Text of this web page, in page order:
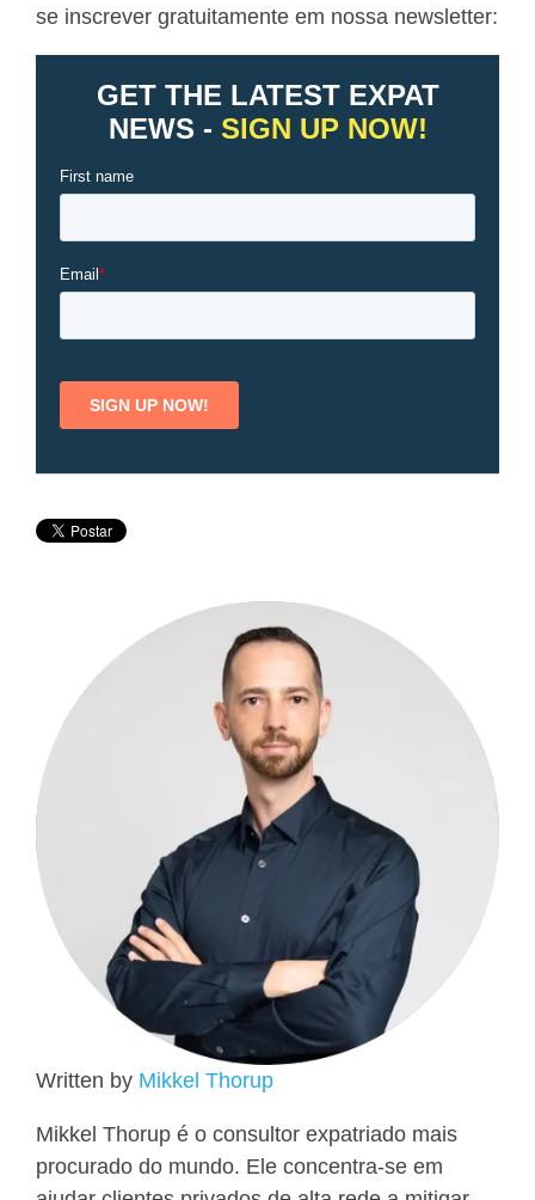
se inscrever gratuitamente em nossa newsletter:
Written by Mikkel Thorup
Mikkel Thorup é o consultor expatriado mais
procurado do mundo. Ele concentra-se em